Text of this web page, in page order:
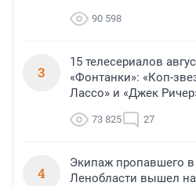
90 598
3
15 телесериалов
«Фонтанки»: «Коп-
Лассо» и «Джек
73 825 27
4
Экипаж пропавшего
Ленобласти вышел